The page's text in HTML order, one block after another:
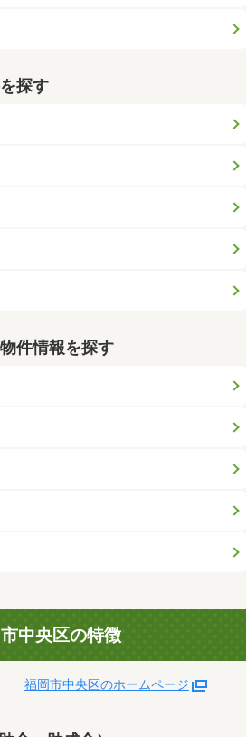
探す
件情報を探す
中央区の特徴
福岡市中央区のホームページ